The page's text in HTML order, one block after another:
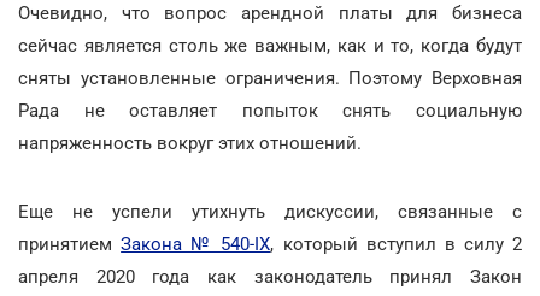
Очевидно, что вопрос арендной платы для бизнеса
сейчас является столь же важным, как и то, когда будут
сняты установленные ограничения. Поэтому Верховная
Рада не оставляет попыток снять социальную
напряженность вокруг этих отношений.
Еще не успели утихнуть дискуссии, связанные с
принятиемЗакона № 540-IX, который вступил в силу 2
апреля 2020 года как законодатель принял Закон